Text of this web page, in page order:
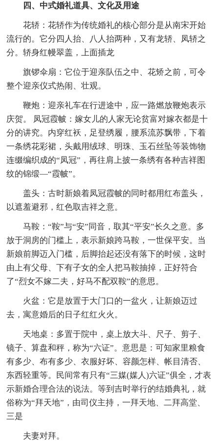
四、中式婚礼道具、文化及用途
花轿：花轿作为传统婚礼的核心部分是从南宋开始
流行的。它分四人抬、八人抬两种，又有龙轿、凤轿之
分。轿身红幔翠盖，上面插龙
旗锣伞扇：它位于迎亲队伍之中、花矫之前，可令
整个迎亲仪式热闹、壮观。
鞭炮：迎亲礼车在行进途中，应一路燃放鞭炮表示
庆贺。 凤冠霞帔：嫁女儿的人家无论贫富对嫁衣都是十
分的讲究。内穿红袄，足登绣履，腰系流苏飘带，下着
一条绣花彩裙，头戴用绒球、明珠、玉石丝坠等装饰物
连缀编织成的“凤冠”，再往肩上披一条绣有各种吉祥图
纹的锦缎—“霞帔”。
盖头：古时新娘着凤冠霞帔的同时都用红布盖头，
以遮羞避邪，红色取吉祥之意。
马鞍：“鞍”与“安”同音，取其“平安”长久之意。多
放于洞房的门槛上，表示新娘跨马鞍，一世保平安。当
新娘前脚迈入门槛，后脚抬起还没有落下的时候，这时
由上有父母、下有子女的全人把马鞍抽掉，正好符合
了“烈女不嫁二夫，好马不配双鞍”的意思。
火盆：它是放置于大门口的一盆火，让新娘迈过
去，寓意婚后的日子红红火火。
天地桌：多置于院中，桌上放大斗、尺子、剪子、
镜子、算盘和秤，称为“六证”。意思是：可知家里粮食
有多少、布有多少、衣服好坏、容颜怎样、帐目清否、
东西轻重等。民间常有只有“三媒(媒人)六证”俱全，才表
示新婚合理合法的说法。等到吉时举行的结婚典礼，就
俗称为“拜天地”，由司仪主持，一拜天地、二拜高堂、
三是
夫妻对拜。